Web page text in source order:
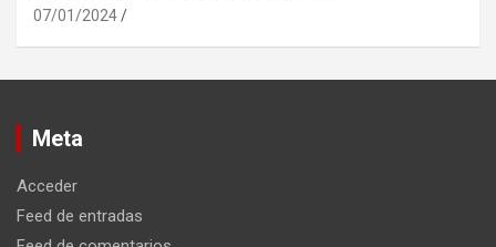
07/01/2024
Meta
Acceder
Feed de entradas